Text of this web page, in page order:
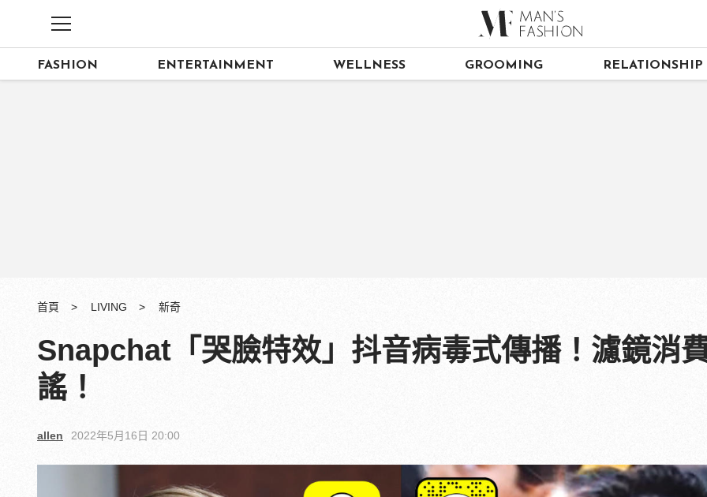
FASHION ENTERTAINMENT WELLNESS GROOMING RELATIONSHIP
首頁 LIVING 新奇
Snapchat「哭臉特效」抖音病毒式傳播！濾鏡消
謠！
allen 2022年5月16日 20:00